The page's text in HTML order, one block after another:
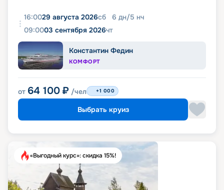
16:0029 августа 2026сб 6 дн/5 нч
09:0003 сентября 2026чт
Константин Федин
КОМФОРТ
от 64 100 ₽ /чел +1 000
Выбрать круиз
«Выгодный курс»: скидка 15%!